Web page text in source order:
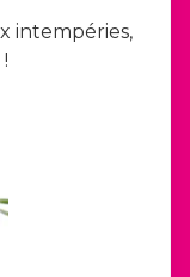
intempéries,